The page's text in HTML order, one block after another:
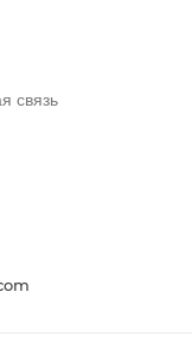
связь